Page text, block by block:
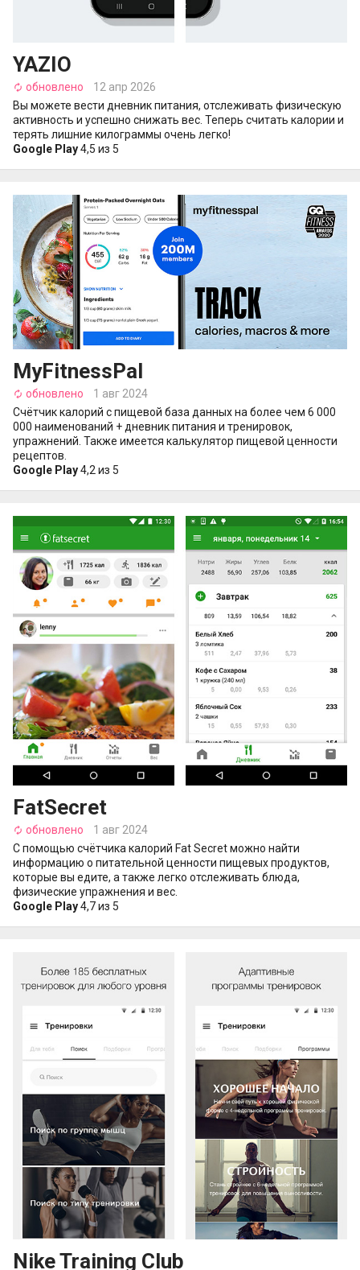
YAZIO
autorenew обновлено
12 апр 2026
Вы можете вести дневник питания, отслеживать физическую
активность и успешно снижать вес. Теперь считать калории и
терять лишние килограммы очень легко!
Google Play4,5 из 5
MyFitnessPal
autorenew обновлено
1 авг 2024
Счётчик калорий с пищевой база данных на более чем 6 000
000 наименований + дневник питания и тренировок,
упражнений. Также имеется калькулятор пищевой ценности
рецептов.
Google Play4,2 из 5
FatSecret
autorenew обновлено
1 авг 2024
С помощью счётчика калорий Fat Secret можно найти
информацию о питательной ценности пищевых продуктов,
которые вы едите, а также легко отслеживать блюда,
физические упражнения и вес.
Google Play4,7 из 5
Nike Training Club